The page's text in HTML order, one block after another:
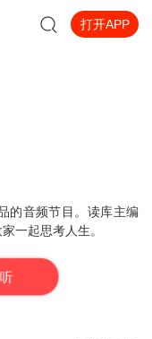
打开APP
的音频节目。读库主编
一起思考人生。